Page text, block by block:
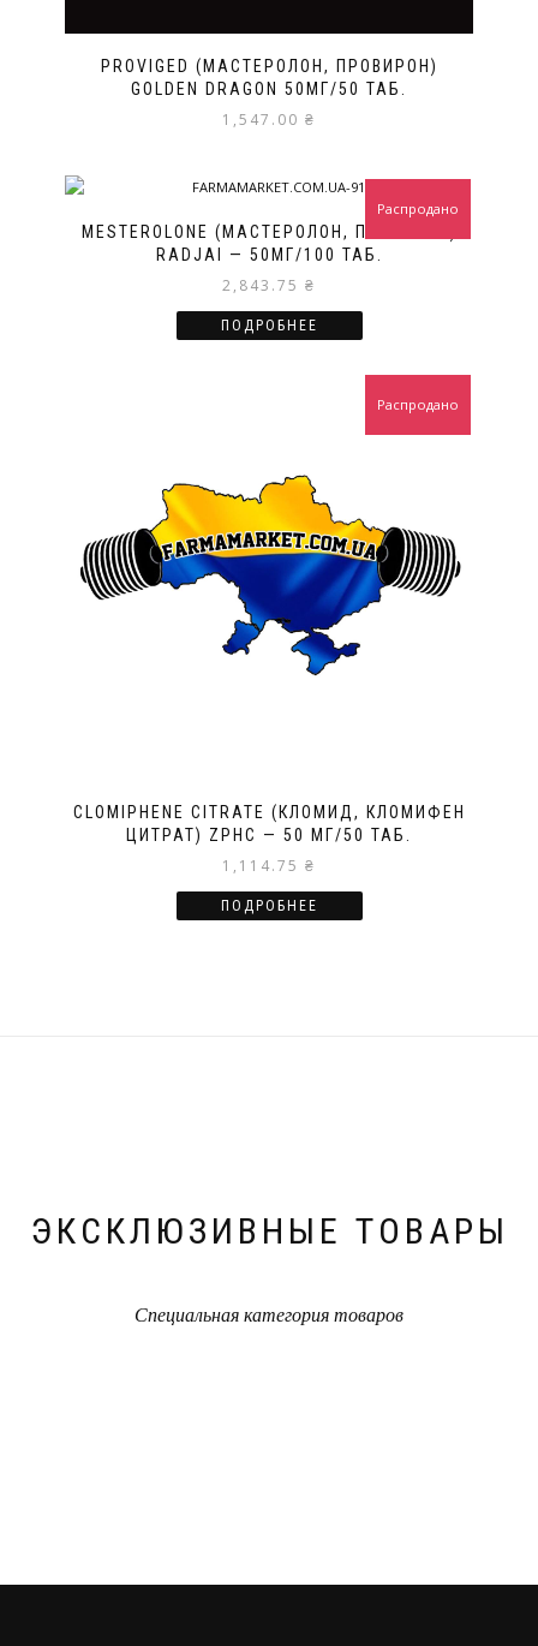
PROVIGED (МАСТЕРОЛОН, ПРОВИРОН)
GOLDEN DRAGON 50МГ/50 ТАБ.
1,547.00 ₴
MESTEROLONE (МАСТЕРОЛОН, ПРОВИРОН)
RADJAI — 50МГ/100 ТАБ.
2,843.75 ₴
Распродано
ПОДРОБНЕЕ
CLOMIPHENE CITRATE (КЛОМИД, КЛОМИФЕН
ЦИТРАТ) ZPHC — 50 МГ/50 ТАБ.
1,114.75 ₴
Распродано
ПОДРОБНЕЕ
ЭКСКЛЮЗИВНЫЕ ТОВАРЫ
Специальная категория товаров